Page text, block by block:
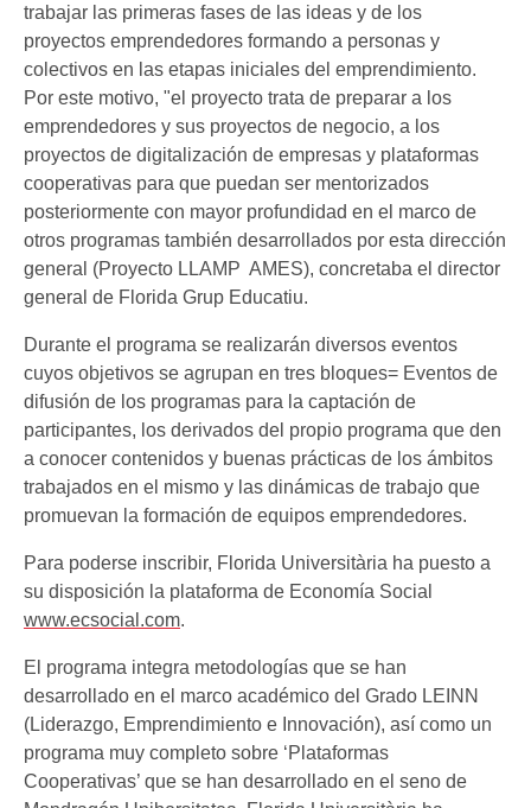
trabajar las primeras fases de las ideas y de los
proyectos emprendedores formando a personas y
colectivos en las etapas iniciales del emprendimiento.
Por este motivo, "el proyecto trata de preparar a los
emprendedores y sus proyectos de negocio, a los
proyectos de digitalización de empresas y plataformas
cooperativas para que puedan ser mentorizados
posteriormente con mayor profundidad en el marco de
otros programas también desarrollados por esta dirección
general (Proyecto LLAMP  AMES), concretaba el director
general de Florida Grup Educatiu.
Durante el programa se realizarán diversos eventos
cuyos objetivos se agrupan en tres bloques= Eventos de
difusión de los programas para la captación de
participantes, los derivados del propio programa que den
a conocer contenidos y buenas prácticas de los ámbitos
trabajados en el mismo y las dinámicas de trabajo que
promuevan la formación de equipos emprendedores.
Para poderse inscribir, Florida Universitària ha puesto a
su disposición la plataforma de Economía Social
www.ecsocial.com.
El programa integra metodologías que se han
desarrollado en el marco académico del Grado LEINN
(Liderazgo, Emprendimiento e Innovación), así como un
programa muy completo sobre ‘Plataformas
Cooperativas’ que se han desarrollado en el seno de